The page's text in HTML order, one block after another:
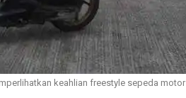
keahlian freestyle sepeda motor